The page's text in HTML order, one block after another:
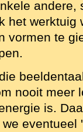
andere,
het werktuig
vormen te
nooit meer
is.
eventueel